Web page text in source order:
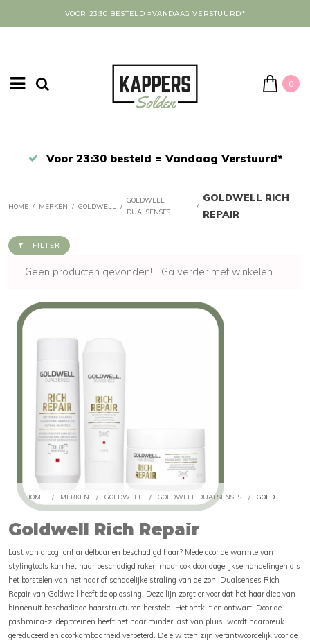
VOOR 23:30 BESTELD =VANDAAG VERSTUURD*
0
Afrekenen in een veilige omgeving
HOME / MERKEN / GOLDWELL /
GOLDWELL
DUALSENSES
/
GOLDWELL RICH
REPAIR
FILTER
Geen producten gevonden!... Ga verder met winkelen
HOME / MERKEN / GOLDWELL / GOLDWELL DUALSENSES / GOLDWELL RICH REPAIR
Goldwell Rich Repair
Last van droog, onhandelbaar en beschadigd haar? Mede door de warmte van
stylingtools kan het haar beschadigd raken maar ook door dagelijkse handelingen als
het borstelen van het haar of schadelijke straling van de zon. Dualsenses Rich
Repair van Goldwell heeft de oplossing. Deze lijn zorgt er voor dat het haar diep van
binnenuit beschadigde haarstructuren hersteld. Het ontklit en ontwart. Door de
pashmina-zijdeproteïnen heeft het haar minder last van pluis, wordt haarbreuk
gereduceerd en doorkambaarheid verbeterd. De eiwitten zijn verantwoordelijk voor de